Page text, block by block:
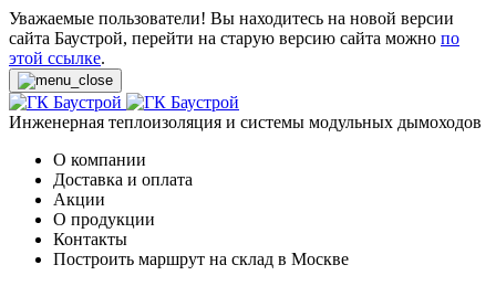
Уважаемые пользователи! Вы находитесь на новой версии
сайта Баустрой, перейти на старую версию сайта можно по
этой ссылке.
Инженерная теплоизоляция и системы модульных дымоходов
О компании
Доставка и оплата
Акции
О продукции
Контакты
Построить маршрут на склад в Москве